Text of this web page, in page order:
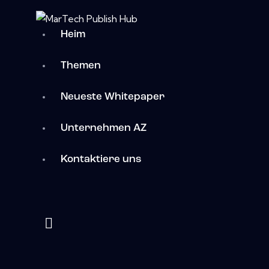
Heim
Themen
Neueste Whitepaper
Unternehmen AZ
Kontaktiere uns